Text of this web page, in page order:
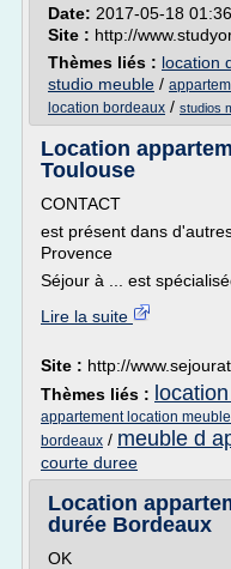
Date: 2017-05-18
Site : http://
Thèmes liés : location
studio meuble /
location bordeaux / studios
Location
Toulouse
CONTACT
est présent dans
Provence
Séjour à ... est
Lire la suite
Site : http://
Thèmes liés :
appartement location
bordeaux / meuble d
courte duree
Location
durée Bordeaux
OK